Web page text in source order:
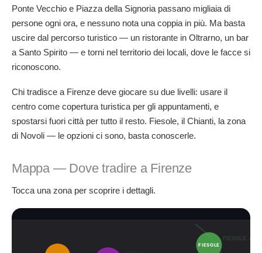
Ponte Vecchio e Piazza della Signoria passano migliaia di
persone ogni ora, e nessuno nota una coppia in più. Ma basta
uscire dal percorso turistico — un ristorante in Oltrarno, un bar
a Santo Spirito — e torni nel territorio dei locali, dove le facce si
riconoscono.
Chi tradisce a Firenze deve giocare su due livelli: usare il
centro come copertura turistica per gli appuntamenti, e
spostarsi fuori città per tutto il resto. Fiesole, il Chianti, la zona
di Novoli — le opzioni ci sono, basta conoscerle.
Mappa — Dove tradire a Firenze
Tocca una zona per scoprire i dettagli.
FIESOLE ▲
FIESOLE